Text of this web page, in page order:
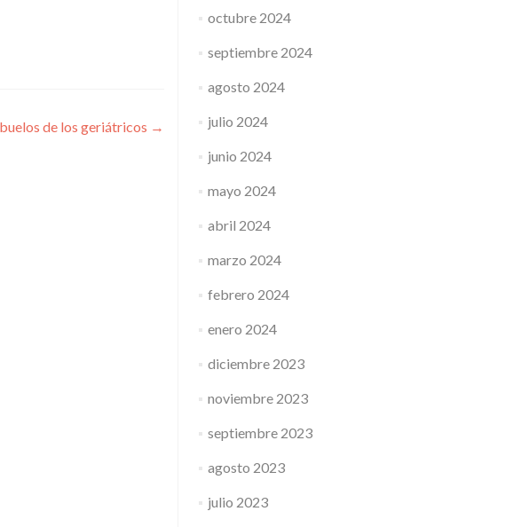
de los geriátricos →
octubre 2024
septiembre 2024
agosto 2024
julio 2024
junio 2024
mayo 2024
abril 2024
marzo 2024
febrero 2024
enero 2024
diciembre 2023
noviembre 2023
septiembre 2023
agosto 2023
julio 2023